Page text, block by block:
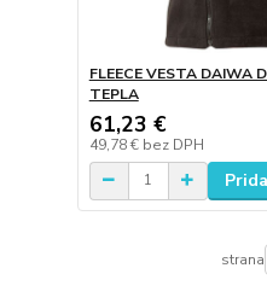
FLEECE VESTA DAIWA
TEPLA
61,23 €
49,78 € bez DPH
strana